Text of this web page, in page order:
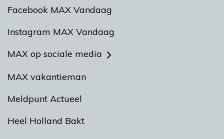
Facebook MAX Vandaag
Instagram MAX Vandaag
MAX op sociale media
MAX vakantieman
Meldpunt Actueel
Heel Holland Bakt